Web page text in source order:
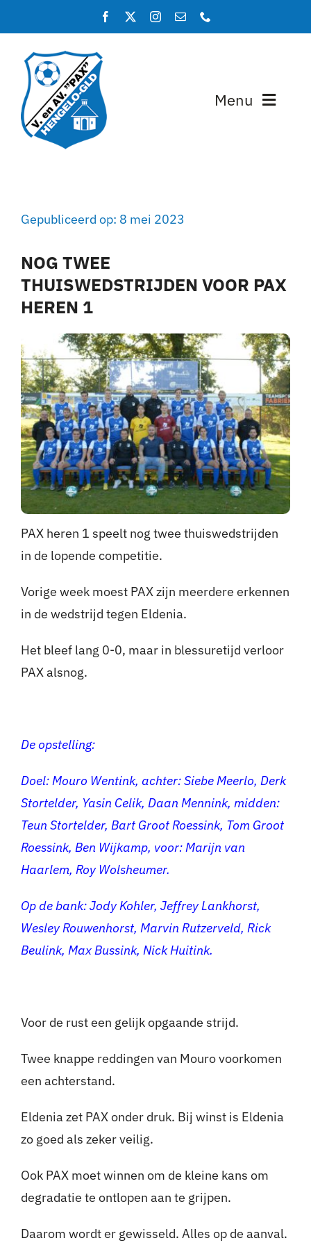
naar
inhoud
Menu
Teams
Lidmaatschap
Over PAX
Nieuws
Sponsoren
Contact
Lid worden
Zoeken
Gepubliceerd op: 8 mei 2023
NOG TWEE
THUISWEDSTRIJDEN VOOR PAX
HEREN 1
PAX heren 1 speelt nog twee thuiswedstrijden
in de lopende competitie.
Vorige week moest PAX zijn meerdere erkennen
in de wedstrijd tegen Eldenia.
Het bleef lang 0-0, maar in blessuretijd verloor
PAX alsnog.
De opstelling:
Doel: Mouro Wentink, achter: Siebe Meerlo, Derk
Stortelder, Yasin Celik, Daan Mennink, midden:
Teun Stortelder, Bart Groot Roessink, Tom Groot
Roessink, Ben Wijkamp, voor: Marijn van
Haarlem, Roy Wolsheumer.
Op de bank: Jody Kohler, Jeffrey Lankhorst,
Wesley Rouwenhorst, Marvin Rutzerveld, Rick
Beulink, Max Bussink, Nick Huitink.
Voor de rust een gelijk opgaande strijd.
Twee knappe reddingen van Mouro voorkomen
een achterstand.
Eldenia zet PAX onder druk. Bij winst is Eldenia
zo goed als zeker veilig.
Ook PAX moet winnen om de kleine kans om
degradatie te ontlopen aan te grijpen.
Daarom wordt er gewisseld. Alles op de aanval.